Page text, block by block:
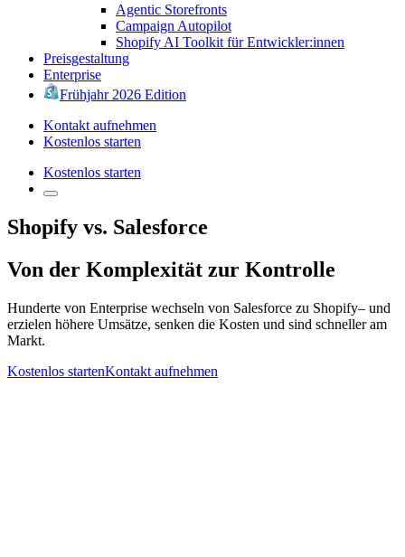
Agentic Storefronts
Campaign Autopilot
Shopify AI Toolkit für Entwickler:innen
Preisgestaltung
Enterprise
Frühjahr 2026 Edition
Kontakt aufnehmen
Kostenlos starten
Kostenlos starten
Shopify vs. Salesforce
Von der Komplexität zur Kontrolle
Hunderte von Enterprise wechseln von Salesforce zu Shopify– und
erzielen höhere Umsätze, senken die Kosten und sind schneller am
Markt.
Kostenlos startenKontakt aufnehmen